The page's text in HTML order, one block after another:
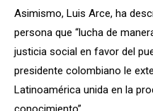
Asimismo, Luis Arce, ha
persona que “lucha de
justicia social en favor del
presidente colombiano le
Latinoamérica unida en la